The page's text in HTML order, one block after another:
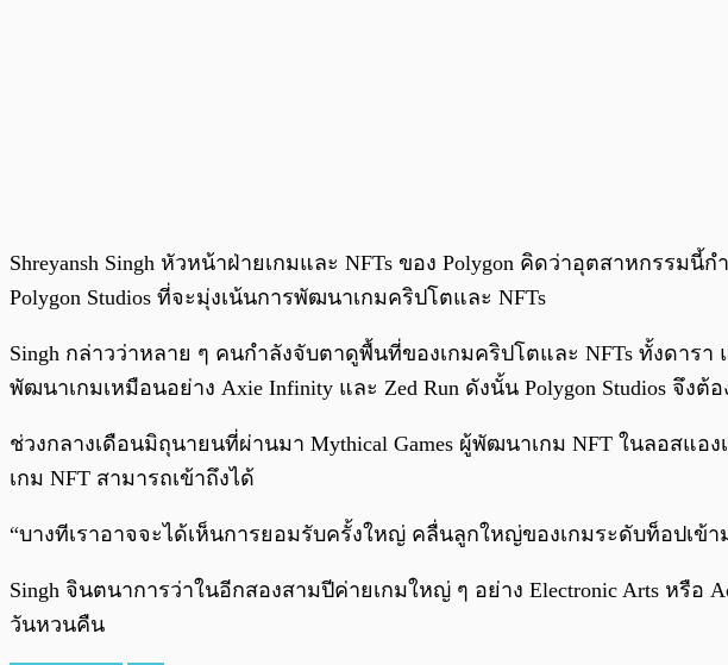
Shreyansh Singh หัวหน้าฝ่ายเกมและ NFTs ของ Polygon คิดว่าอุตสาหกรร
Polygon Studios ที่จะมุ่งเน้นการพัฒนาเกมคริปโตและ NFTs
Singh กล่าวว่าหลาย ๆ คนกำลังจับตาดูพื้นที่ของเกมคริปโตและ NFTs ทั้งดา
พัฒนาเกมเหมือนอย่าง Axie Infinity และ Zed Run ดังนั้น Polygon Studios จึงต้
ช่วงกลางเดือนมิถุนายนที่ผ่านมา Mythical Games ผู้พัฒนาเกม NFT ในลอสแอ
เกม NFT สามารถเข้าถึงได้
“บางทีเราอาจจะได้เห็นการยอมรับครั้งใหญ่ คลื่นลูกใหญ่ของเกมระดับท็อปเข้
Singh จินตนาการว่าในอีกสองสามปีค่ายเกมใหญ่ ๆ อย่าง Electronic Arts หรื
วันหวนคืน